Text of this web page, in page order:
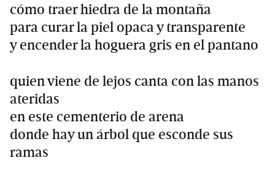
cómo traer hiedra de la montaña
para curar la piel opaca y transparente
y encender la hoguera gris en el pantano
quien viene de lejos canta con las manos
ateridas
en este cementerio de arena
donde hay un árbol que esconde sus
ramas